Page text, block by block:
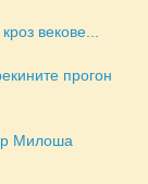
векове...
прогон
Милоша